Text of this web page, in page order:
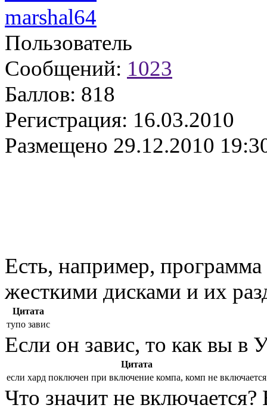
marshal64
Пользователь
Сообщений: 1023
Баллов: 818
Регистрация: 16.03.2010
Размещено 29.12.2010
Есть, например,
жесткими дисками и их
Цитата
тупо завис
Если он завис, то как вы в
Цитата
если хард поключен при включение компа, комп не включается
Что значит не